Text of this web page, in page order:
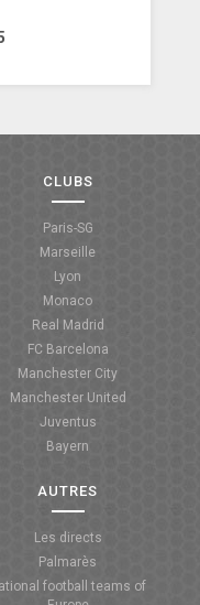
CLUBS
Paris-SG
Marseille
Lyon
Monaco
Real Madrid
FC Barcelona
Manchester City
Manchester United
Juventus
Bayern
AUTRES
Les directs
Palmarès
football teams of